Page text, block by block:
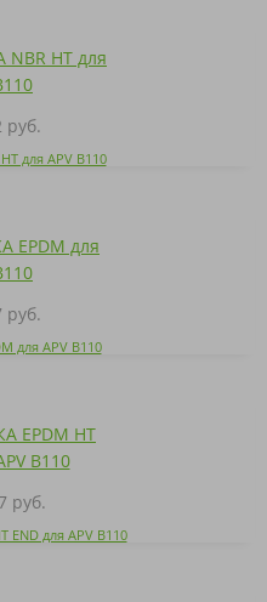
руб.
для APV B110
руб.
для APV B110
руб.
для APV B110